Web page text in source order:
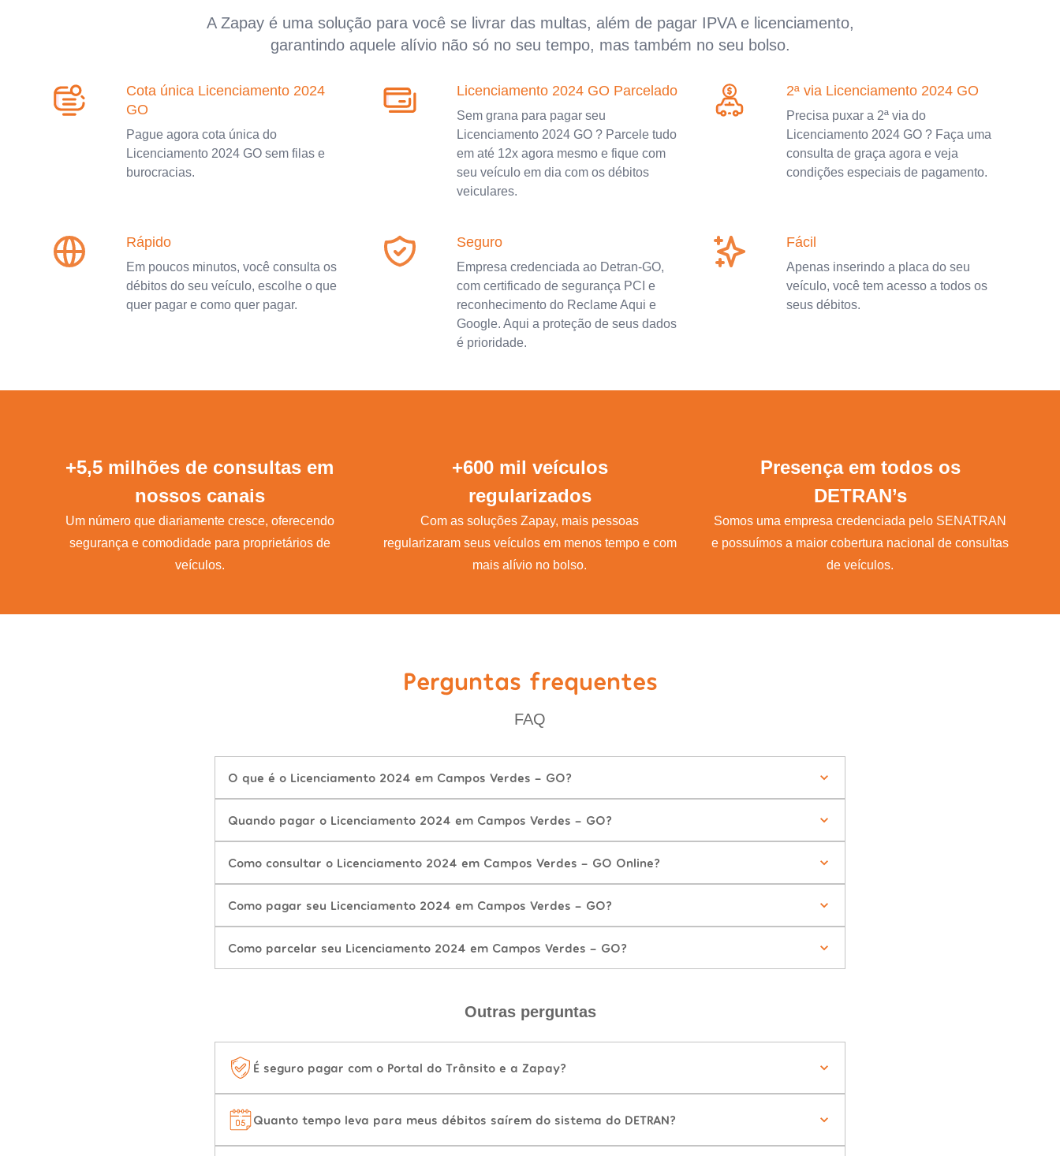
A Zapay é uma solução para você se livrar das multas, além de pagar IPVA e licenciamento,
garantindo aquele alívio não só no seu tempo, mas também no seu bolso.
Cota única Licenciamento 2024
GO
Pague agora cota única do
Licenciamento 2024 GO sem filas e
burocracias.
Licenciamento 2024 GO Parcelado
Sem grana para pagar seu
Licenciamento 2024 GO ? Parcele tudo
em até 12x agora mesmo e fique com
seu veículo em dia com os débitos
veiculares.
2ª via Licenciamento 2024 GO
Precisa puxar a 2ª via do
Licenciamento 2024 GO ? Faça uma
consulta de graça agora e veja
condições especiais de pagamento.
Rápido
Em poucos minutos, você consulta os
débitos do seu veículo, escolhe o que
quer pagar e como quer pagar.
Seguro
Empresa credenciada ao Detran-GO,
com certificado de segurança PCI e
reconhecimento do Reclame Aqui e
Google. Aqui a proteção de seus dados
é prioridade.
Fácil
Apenas inserindo a placa do seu
veículo, você tem acesso a todos os
seus débitos.
+5,5 milhões de consultas em
nossos canais
Um número que diariamente cresce, oferecendo
segurança e comodidade para proprietários de
veículos.
+600 mil veículos
regularizados
Com as soluções Zapay, mais pessoas
regularizaram seus veículos em menos tempo e com
mais alívio no bolso.
Presença em todos os
DETRAN’s
Somos uma empresa credenciada pelo SENATRAN
e possuímos a maior cobertura nacional de consultas
de veículos.
Perguntas frequentes
FAQ
O que é o Licenciamento 2024 em Campos Verdes - GO?
Quando pagar o Licenciamento 2024 em Campos Verdes - GO?
Como consultar o Licenciamento 2024 em Campos Verdes - GO Online?
Como pagar seu Licenciamento 2024 em Campos Verdes - GO?
Como parcelar seu Licenciamento 2024 em Campos Verdes - GO?
Outras perguntas
É seguro pagar com o Portal do Trânsito e a Zapay?
Quanto tempo leva para meus débitos saírem do sistema do DETRAN?